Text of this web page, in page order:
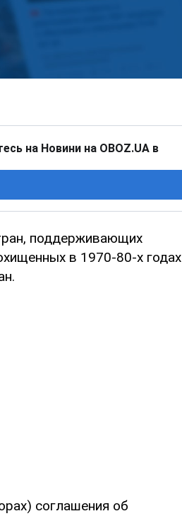
на Новини на OBOZ.UA в
поддерживающих
в 1970-80-х годах
соглашения об